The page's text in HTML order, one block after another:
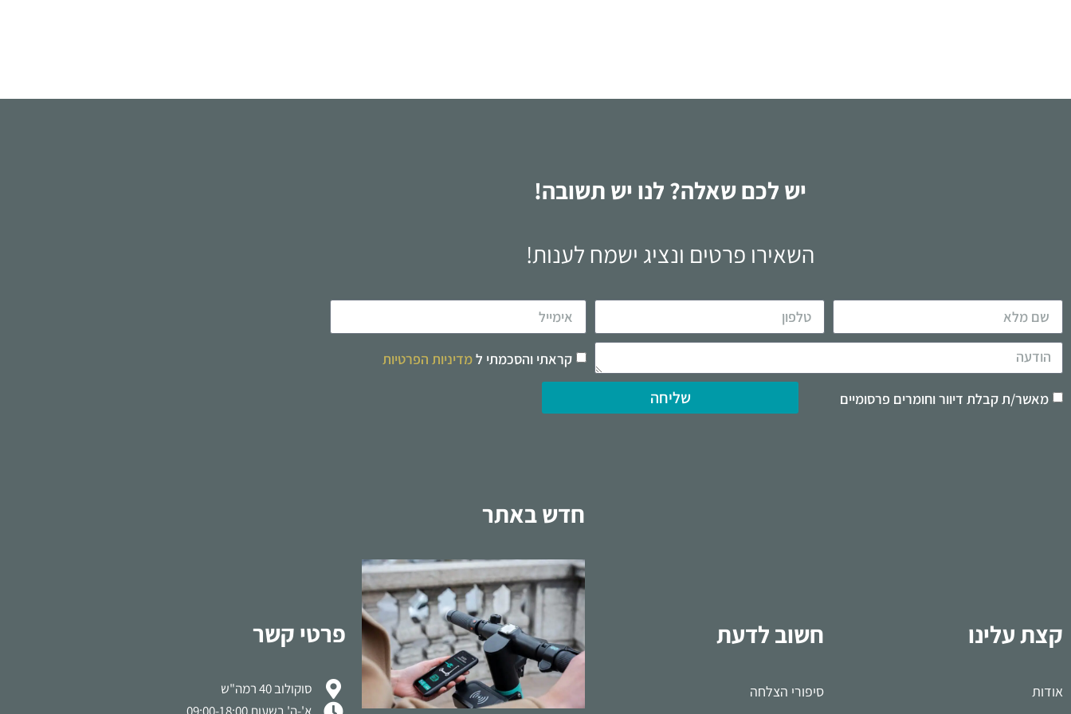
יש לכם שאלה? לנו יש תשובה!
השאירו פרטים ונציג ישמח לענות!
קראתי והסכמתי למדיניות הפרטיות
מאשר/ת קבלת דיוור וחומרים פרסומיים שליחה
קצת עלינו
אודות
חשוב לדעת
סיפורי הצלחה
חדש באתר
פרטי קשר
סוקולוב 40 רמה"ש